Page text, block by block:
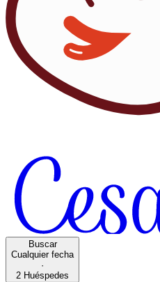
Buscar
Cualquier fecha
·
2 Huéspedes